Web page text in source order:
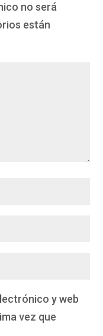
no será
están
y web
vez que